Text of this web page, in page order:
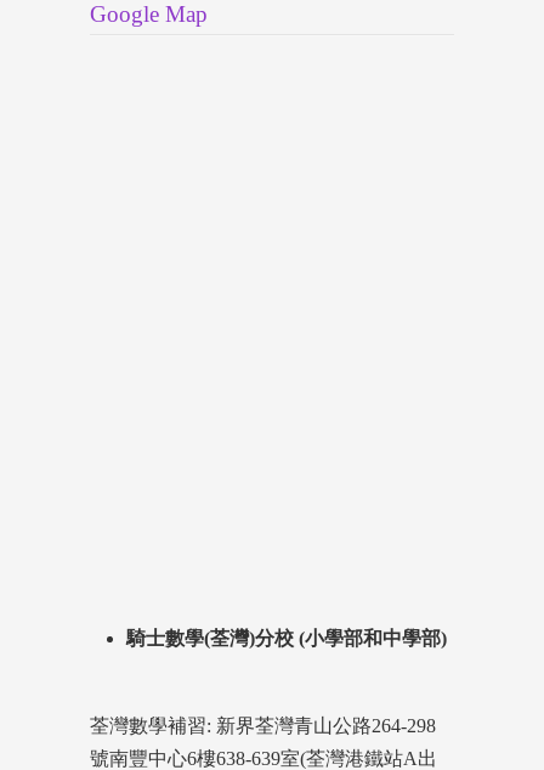
Google Map
騎士數學(荃灣)分校 (小學部和中學部)
荃灣數學補習: 新界荃灣青山公路264-298
號南豐中心6樓638-639室(荃灣港鐵站A出